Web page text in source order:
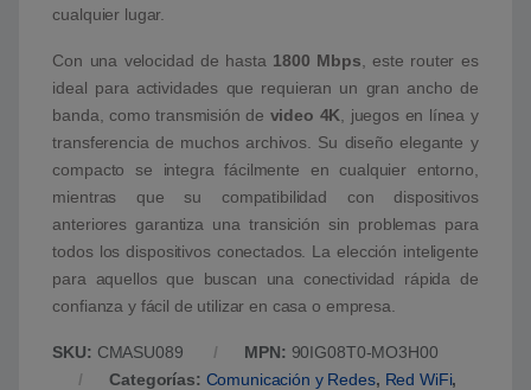
cualquier lugar.
Con una velocidad de hasta 1800 Mbps , este router es
ideal para actividades que requieran un gran ancho de
banda, como transmisión de video 4K , juegos en línea y
transferencia de muchos archivos. Su diseño elegante y
compacto se integra fácilmente en cualquier entorno,
mientras que su compatibilidad con dispositivos
anteriores garantiza una transición sin problemas para
todos los dispositivos conectados. La elección inteligente
para aquellos que buscan una conectividad rápida de
confianza y fácil de utilizar en casa o empresa.
SKU: CMASU089 MPN: 90IG08T0-MO3H00
Categorías: Comunicación y Redes, Red WiFi,